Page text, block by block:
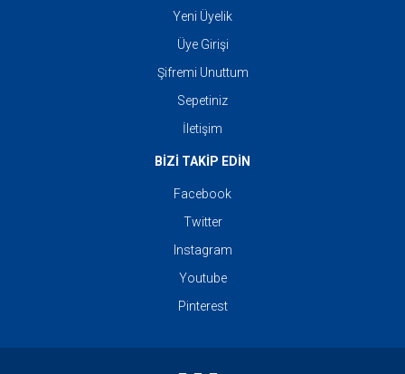
Yeni Üyelik
Üye Girişi
Şifremi Unuttum
Sepetiniz
İletişim
BİZİ TAKİP EDİN
Facebook
Twitter
Instagram
Youtube
Pinterest